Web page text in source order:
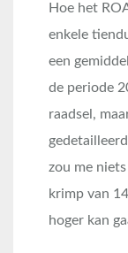
Hoe het
enkele
een
de periode
raadsel,
zou me
krimp van
hoger kan